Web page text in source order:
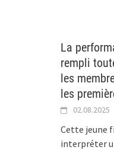
La
rempli
les
les
02.08.2025
Cette jeune
interpréter